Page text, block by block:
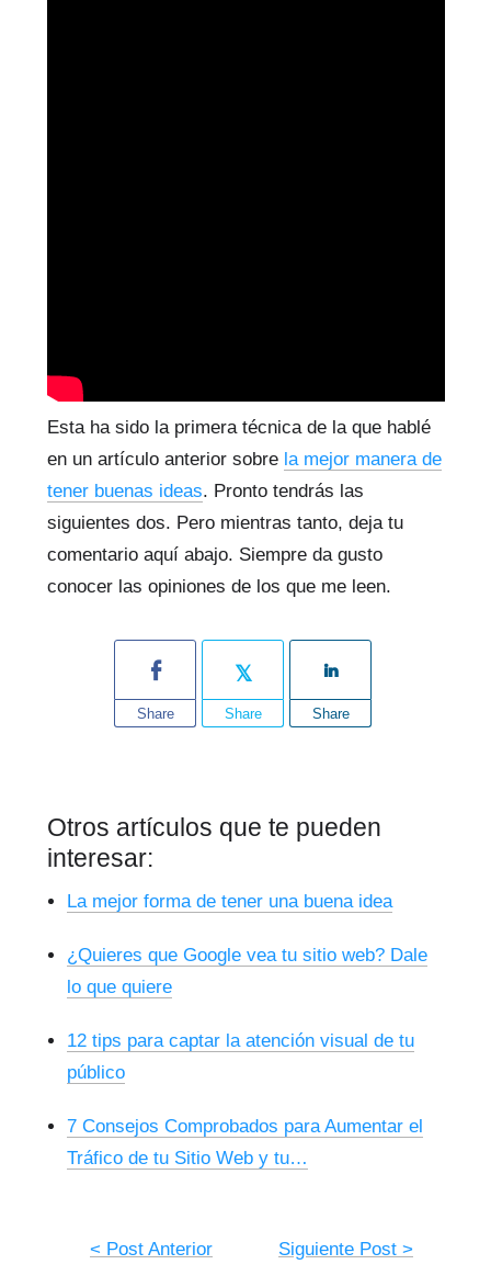
Esta ha sido la primera técnica de la que hablé
en un artículo anterior sobre la mejor manera de
tener buenas ideas. Pronto tendrás las
siguientes dos. Pero mientras tanto, deja tu
comentario aquí abajo. Siempre da gusto
conocer las opiniones de los que me leen.
Share Share Share
Otros artículos que te pueden
interesar:
La mejor forma de tener una buena idea
¿Quieres que Google vea tu sitio web? Dale
lo que quiere
12 tips para captar la atención visual de tu
público
7 Consejos Comprobados para Aumentar el
Tráfico de tu Sitio Web y tu…
< Post Anterior Siguiente Post >